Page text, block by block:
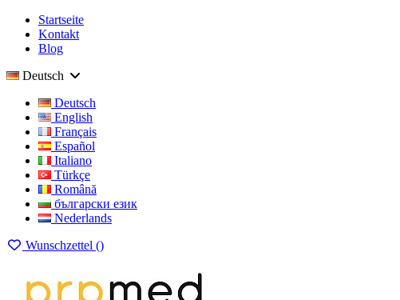
Startseite
Kontakt
Blog
Deutsch
Deutsch
English
Français
Español
Italiano
Türkçe
Română
български език
Nederlands
Wunschzettel ()